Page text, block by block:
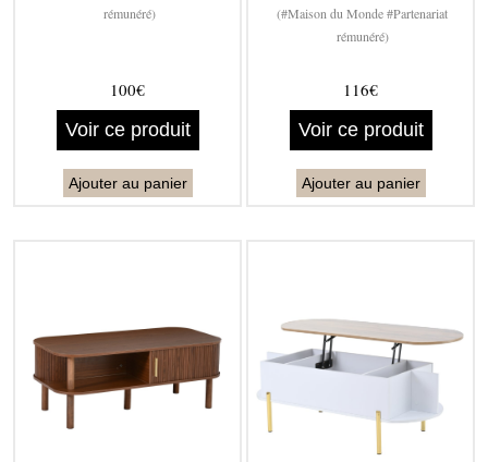
rémunéré)
100€
Voir ce produit
Ajouter au panier
(#Maison du Monde #Partenariat
rémunéré)
116€
Voir ce produit
Ajouter au panier